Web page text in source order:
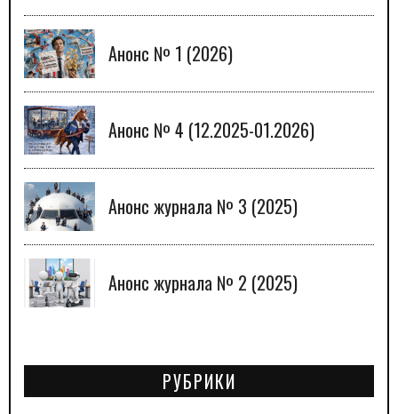
Анонс № 1 (2026)
Анонс № 4 (12.2025-01.2026)
Анонс журнала № 3 (2025)
Анонс журнала № 2 (2025)
РУБРИКИ